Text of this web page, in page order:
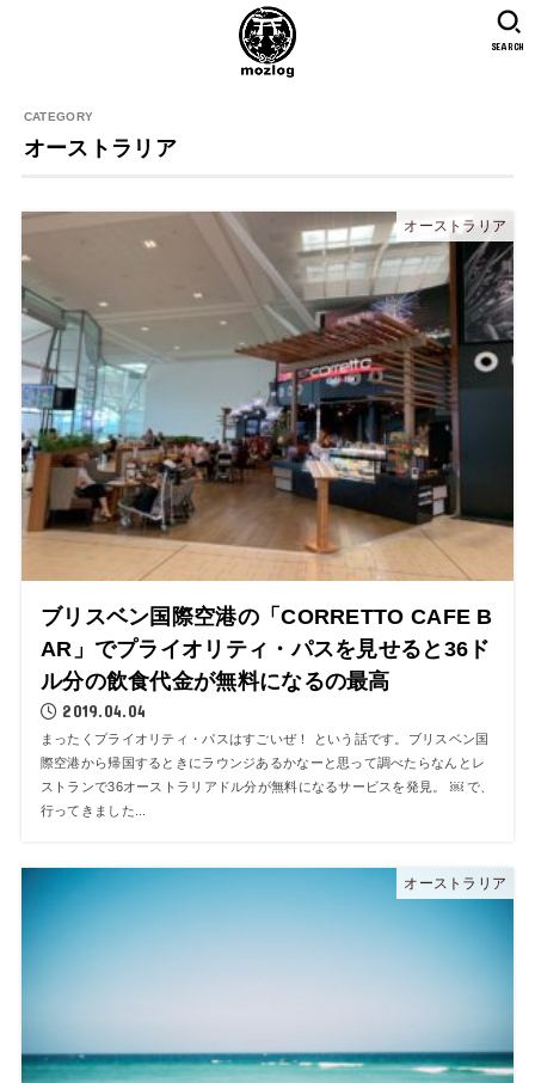
SEARCH
オーストラリア
オーストラリア
ブリスベン国際空港の「CORRETTO CAFE B
AR」でプライオリティ・パスを見せると36ド
ル分の飲食代金が無料になるの最高
2019.04.04
まったくプライオリティ・パスはすごいぜ！ という話です。ブリスベン国
際空港から帰国するときにラウンジあるかなーと思って調べたらなんとレ
ストランで36オーストラリアドル分が無料になるサービスを発見。 ￼ で、
行ってきました...
オーストラリア